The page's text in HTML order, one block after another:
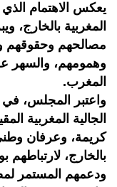
يعكس الاهتمام الذي
المغربية
مصالحهم وحقوقهم
وهمومهم، والسهر
المغرب.
واعتبر المجلس، في
الجالية المغربية
كريمة، وعرفان
بالخارج،
ودعمهم المستمر